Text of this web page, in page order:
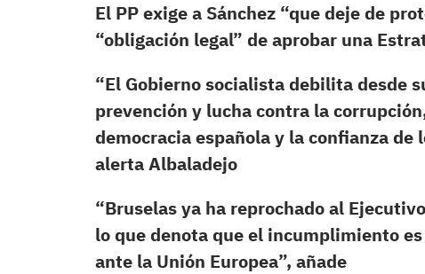
El PP exige a Sánchez “que deje de
“obligación legal” de aprobar una
“El Gobierno socialista debilita desde
prevención y lucha contra la
democracia española y la confianza
alerta Albaladejo
“Bruselas ya ha reprochado al
lo que denota que el incumplimiento
ante la Unión Europea”, añade